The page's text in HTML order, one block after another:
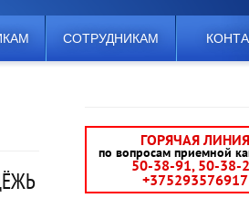
СОТРУДНИКАМ
ГОРЯЧАЯ ЛИНИЯ
по вопросам приемной
50-38-91, 50-38-
+375293576917